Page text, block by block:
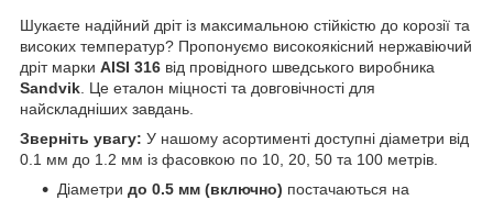
Шукаєте надійний дріт із максимальною стійкістю до корозії та
високих температур? Пропонуємо високоякісний нержавіючий
дріт марки AISI 316 від провідного шведського виробника
Sandvik . Це еталон міцності та довговічності для
найскладніших завдань.
Зверніть увагу: У нашому асортименті доступні діаметри від
0.1 мм до 1.2 мм із фасовкою по 10, 20, 50 та 100 метрів.
Діаметри до 0.5 мм (включно) постачаються на